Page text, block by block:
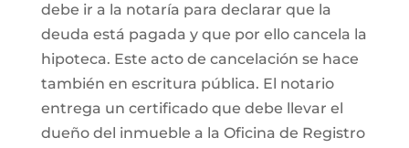
debe ir a la notaría para declarar que la
deuda está pagada y que por ello cancela la
hipoteca. Este acto de cancelación se hace
también en escritura pública. El notario
entrega un certificado que debe llevar el
dueño del inmueble a la Oficina de Registro